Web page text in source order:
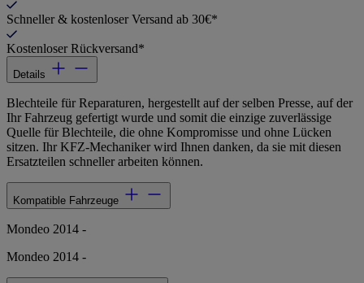
Schneller & kostenloser Versand ab 30€*
Kostenloser Rückversand*
Details
Blechteile für Reparaturen, hergestellt auf der selben Presse, auf der
Ihr Fahrzeug gefertigt wurde und somit die einzige zuverlässige
Quelle für Blechteile, die ohne Kompromisse und ohne Lücken
sitzen. Ihr KFZ-Mechaniker wird Ihnen danken, da sie mit diesen
Ersatzteilen schneller arbeiten können.
Kompatible Fahrzeuge
Mondeo 2014 -
Mondeo 2014 -